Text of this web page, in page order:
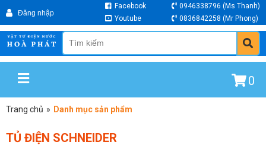
Facebook
Youtube
0946338796 (Ms Thanh)
0836842258 (Mr Phong)
0
Trang chủ » Danh mục sản phẩm
TỦ ĐIỆN SCHNEIDER